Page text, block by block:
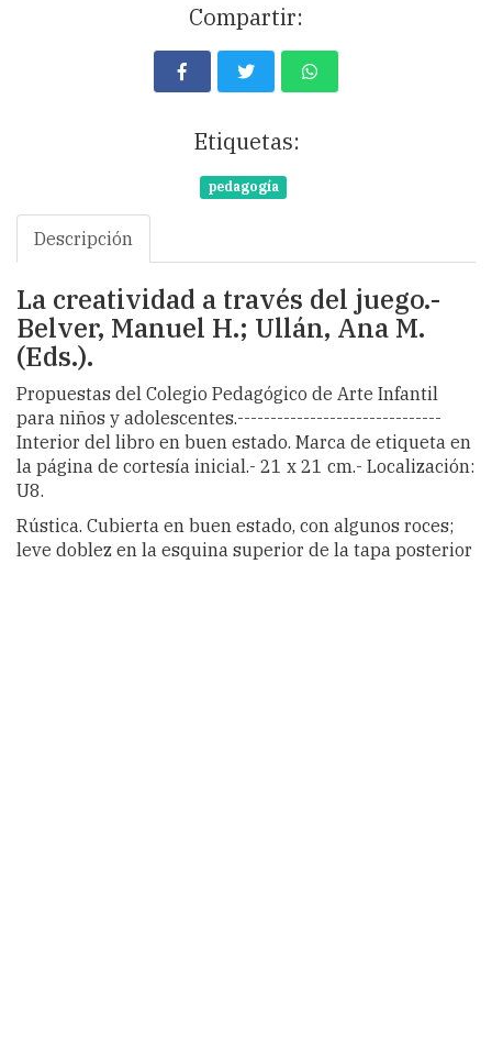
Compartir:
Etiquetas:
pedagogía
Descripción
La creatividad a través del juego.-
Belver, Manuel H.; Ullán, Ana M.
(Eds.).
Propuestas del Colegio Pedagógico de Arte Infantil
para niños y adolescentes.-------------------------------
Interior del libro en buen estado. Marca de etiqueta en
la página de cortesía inicial.- 21 x 21 cm.- Localización:
U8.
Rústica. Cubierta en buen estado, con algunos roces;
leve doblez en la esquina superior de la tapa posterior